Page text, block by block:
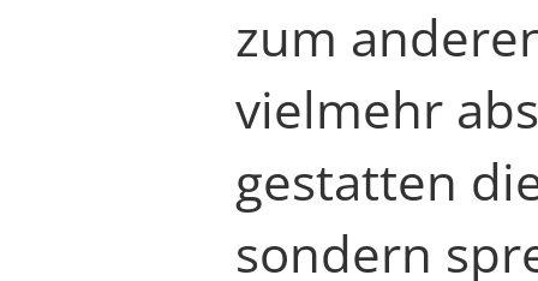
zum
vielmehr
gestatten
sondern